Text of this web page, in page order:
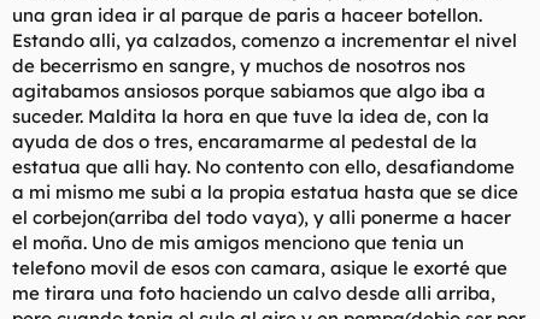
una gran idea ir al parque de paris a haceer botellon.
Estando alli, ya calzados, comenzo a incrementar el nivel
de becerrismo en sangre, y muchos de nosotros nos
agitabamos ansiosos porque sabiamos que algo iba a
suceder. Maldita la hora en que tuve la idea de, con la
ayuda de dos o tres, encaramarme al pedestal de la
estatua que alli hay. No contento con ello, desafiandome
a mi mismo me subi a la propia estatua hasta que se dice
el corbejon(arriba del todo vaya), y alli ponerme a hacer
el moña. Uno de mis amigos menciono que tenia un
telefono movil de esos con camara, asique le exorté que
me tirara una foto haciendo un calvo desde alli arriba,